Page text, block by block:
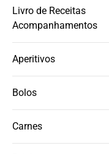
Livro de Receitas
Acompanhamentos
Aperitivos
Bolos
Carnes